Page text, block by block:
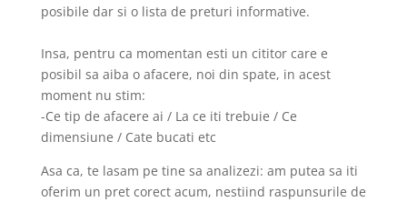
posibile dar si o lista de preturi informative.
Insa, pentru ca momentan esti un cititor care e
posibil sa aiba o afacere, noi din spate, in acest
moment nu stim:
-Ce tip de afacere ai / La ce iti trebuie / Ce
dimensiune / Cate bucati etc
Asa ca, te lasam pe tine sa analizezi: am putea sa iti
oferim un pret corect acum, nestiind raspunsurile de